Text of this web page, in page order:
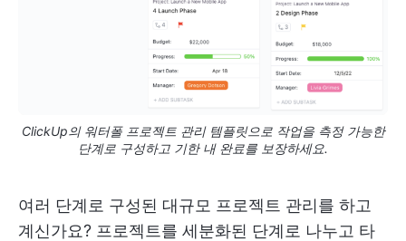
ClickUp의 워터폴 프로젝트 관리 템플릿으로 작업을 측정 가능한
단계로 구성하고 기한 내 완료를 보장하세요.
여러 단계로 구성된 대규모 프로젝트 관리를 하고
계신가요? 프로젝트를 세분화된 단계로 나누고 타